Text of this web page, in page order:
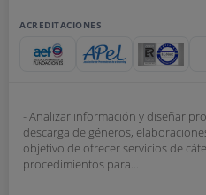
ACREDITACIONES
- Analizar información y diseñar
descarga de géneros,
objetivo de ofrecer servicios de
procedimientos para...